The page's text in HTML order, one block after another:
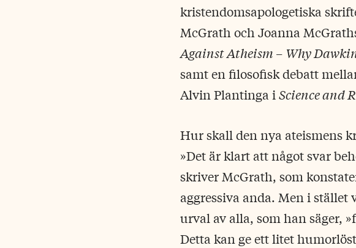
kristendomsapologetiska
McGrath och Joanna
Against Atheism – Why
samt en filosofisk debatt
Alvin Plantinga i Science and
Hur skall den nya ateismens
»Det är klart att något svar
skriver McGrath, som
aggressiva anda. Men i
urval av alla, som han säger,
Detta kan ge ett litet